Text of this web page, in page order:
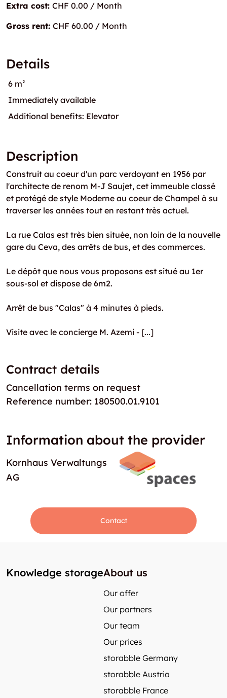
Extra cost: CHF 0.00 / Month
Gross rent: CHF 60.00 / Month
Details
6 m²
Immediately available
Additional benefits: Elevator
Description
Construit au coeur d'un parc verdoyant en 1956 par
l'architecte de renom M-J Saujet, cet immeuble classé
et protégé de style Moderne au coeur de Champel à su
traverser les années tout en restant très actuel.
La rue Calas est très bien située, non loin de la nouvelle
gare du Ceva, des arrêts de bus, et des commerces.
Le dépôt que nous vous proposons est situé au 1er
sous-sol et dispose de 6m2.
Arrêt de bus "Calas" à 4 minutes à pieds.
Visite avec le concierge M. Azemi - [...]
Contract details
Cancellation terms on request
Reference number: 180500.01.9101
Information about the provider
Kornhaus Verwaltungs
AG
Contact
Knowledge storageAbout us
Our offer
Our partners
Our team
Our prices
storabble Germany
storabble Austria
storabble France